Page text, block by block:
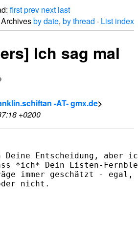
firstprev next last
by date, by thread · List index
Ich sag mal
-AT- gmx.de>
+0200
Entscheidung, aber
*ich* Dein Listen-
immer geschätzt -
nicht.